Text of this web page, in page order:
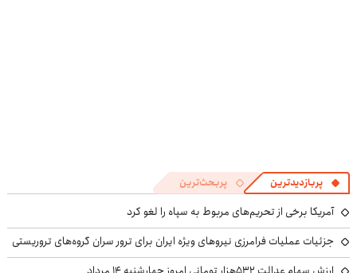
پربازدیدترین پربحث‌ترین
آمریکا برخی از تحریم‌های مربوط به سپاه را لغو کرد
جزئیات عملیات فرامرزی نیروهای ویژه ایران برای ترور سران گروه‌های تروریستی